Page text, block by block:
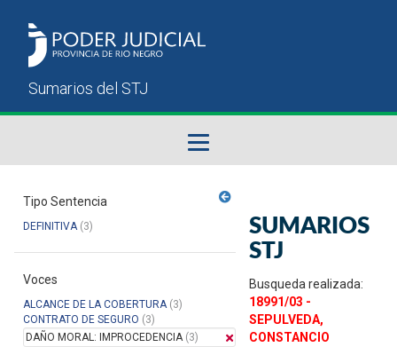
Sumarios del STJ
Manual del Usuario
Tipo Sentencia
DEFINITIVA(3)
Voces
ALCANCE DE LA COBERTURA(3)
CONTRATO DE SEGURO (3)
DAÑO MORAL: IMPROCEDENCIA(3)
SUMARIOS
STJ
Busqueda realizada:
18991/03 -
SEPULVEDA,
CONSTANCIO